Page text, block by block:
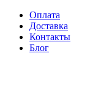
Оплата
Доставка
Контакты
Блог